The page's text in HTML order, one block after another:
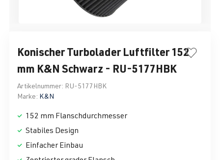
Konischer Turbolader Luftfilter 152
mm K&N Schwarz - RU-5177HBK
Artikelnummer: RU-5177HBK
Marke: K&N
152 mm Flanschdurchmesser
Stabiles Design
Einfacher Einbau